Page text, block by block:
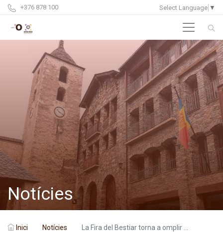
+376 878 100 Select Language ▼
Notícies
Inici Notícies La Fira del Bestiar torna a omplir ...